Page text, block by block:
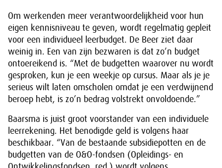
Om werkenden meer verantwoordelijkheid voor hun
eigen kennisniveau te geven, wordt regelmatig gepleit
voor een individueel leerbudget. De Beer ziet daar
weinig in. Een van zijn bezwaren is dat zo’n budget
ontoereikend is. “Met de budgetten waarover nu wordt
gesproken, kun je een weekje op cursus. Maar als je je
serieus wilt laten omscholen omdat je een verdwijnend
beroep hebt, is zo’n bedrag volstrekt onvoldoende.”
Baarsma is juist groot voorstander van een individuele
leerrekening. Het benodigde geld is volgens haar
beschikbaar. “Van de bestaande subsidiepotten en de
budgetten van de O&O-fondsen (Opleidings- en